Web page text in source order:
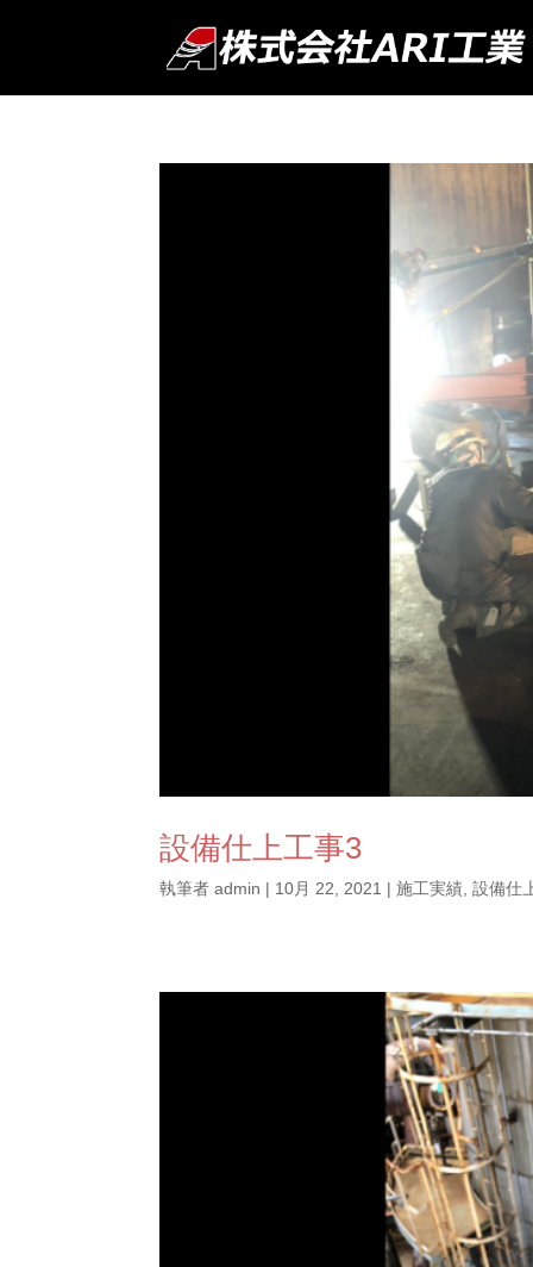
設備仕上工事3
執筆者admin | 10月 22, 2021 |施工実績 ,設備仕